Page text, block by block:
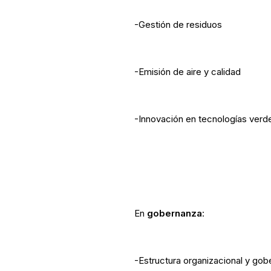
-Gestión de residuos
-Emisión de aire y calidad
-Innovación en tecnologías
En gobernanza:
-Estructura organizacional y